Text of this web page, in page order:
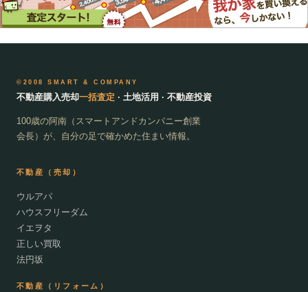
©2008 SMART & COMPANY
不動産購入売却一括査定 · 土地活用 · 不動産投資
100歳の阿南（スマートアンドカンパニー創業
会長）が、自分の足で確かめた住まい情報。
不動産（売却）
ウルアパ
ハウスフリーダム
イエヲタ
正しい買取
法円坂
不動産（リフォーム）